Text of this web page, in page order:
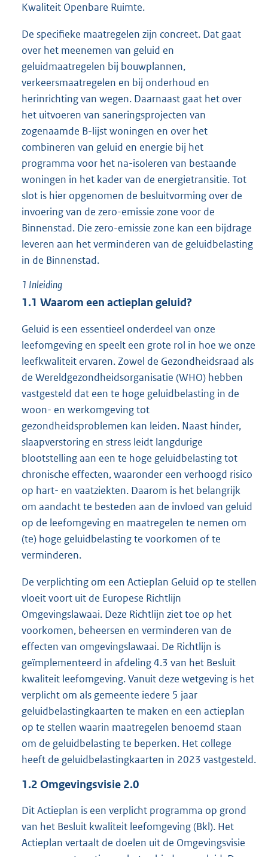
Kwaliteit Openbare Ruimte.
De specifieke maatregelen zijn concreet. Dat gaat
over het meenemen van geluid en
geluidmaatregelen bij bouwplannen,
verkeersmaatregelen en bij onderhoud en
herinrichting van wegen. Daarnaast gaat het over
het uitvoeren van saneringsprojecten van
zogenaamde B-lijst woningen en over het
combineren van geluid en energie bij het
programma voor het na-isoleren van bestaande
woningen in het kader van de energietransitie. Tot
slot is hier opgenomen de besluitvorming over de
invoering van de zero-emissie zone voor de
Binnenstad. Die zero-emissie zone kan een bijdrage
leveren aan het verminderen van de geluidbelasting
in de Binnenstad.
1 Inleiding
1.1 Waarom een actieplan geluid?
Geluid is een essentieel onderdeel van onze
leefomgeving en speelt een grote rol in hoe we onze
leefkwaliteit ervaren. Zowel de Gezondheidsraad als
de Wereldgezondheidsorganisatie (WHO) hebben
vastgesteld dat een te hoge geluidbelasting in de
woon- en werkomgeving tot
gezondheidsproblemen kan leiden. Naast hinder,
slaapverstoring en stress leidt langdurige
blootstelling aan een te hoge geluidbelasting tot
chronische effecten, waaronder een verhoogd risico
op hart- en vaatziekten. Daarom is het belangrijk
om aandacht te besteden aan de invloed van geluid
op de leefomgeving en maatregelen te nemen om
(te) hoge geluidbelasting te voorkomen of te
verminderen.
De verplichting om een Actieplan Geluid op te stellen
vloeit voort uit de Europese Richtlijn
Omgevingslawaai. Deze Richtlijn ziet toe op het
voorkomen, beheersen en verminderen van de
effecten van omgevingslawaai. De Richtlijn is
geïmplementeerd in afdeling 4.3 van het Besluit
kwaliteit leefomgeving. Vanuit deze wetgeving is het
verplicht om als gemeente iedere 5 jaar
geluidbelastingkaarten te maken en een actieplan
op te stellen waarin maatregelen benoemd staan
om de geluidbelasting te beperken. Het college
heeft de geluidbelastingkaarten in 2023 vastgesteld.
1.2 Omgevingsvisie 2.0
Dit Actieplan is een verplicht programma op grond
van het Besluit kwaliteit leefomgeving (Bkl). Het
Actieplan vertaalt de doelen uit de Omgevingsvisie